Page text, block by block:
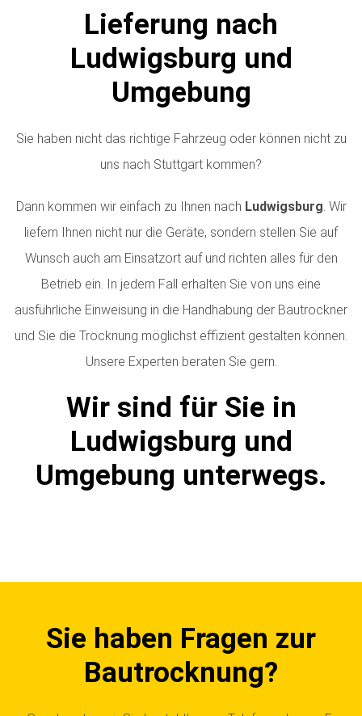
Lieferung nach
Ludwigsburg und
Umgebung
Sie haben nicht das richtige Fahrzeug oder können nicht zu
uns nach Stuttgart kommen?
Dann kommen wir einfach zu Ihnen nach Ludwigsburg . Wir
liefern Ihnen nicht nur die Geräte, sondern stellen Sie auf
Wunsch auch am Einsatzort auf und richten alles für den
Betrieb ein. In jedem Fall erhalten Sie von uns eine
ausführliche Einweisung in die Handhabung der Bautrockner
und Sie die Trocknung möglichst effizient gestalten können.
Unsere Experten beraten Sie gern.
Wir sind für Sie in
Ludwigsburg und
Umgebung unterwegs.
Sie haben Fragen zur
Bautrocknung?